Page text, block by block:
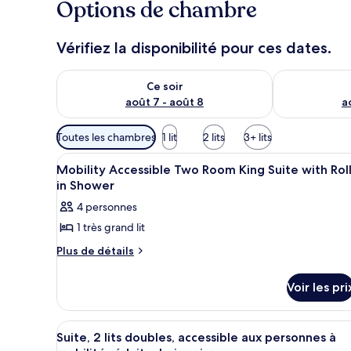
Options de chambre
Vérifiez la disponibilité pour ces dates.
Ce soir
août 7 - août 8
Vérifier la disponibilité pour ce soir août 7 - août 8
Vérifier la
Filtres
disponibles
pour
les
chambres
Toutes les chambres 1 lit 2 lits 3+ lits
Afficher
toutes
les
photos
pour
ce
chambre :
Mobility
Accessible
Literie de qualité supérieure,
7
Mobility Accessible Two Room King Suite with Roll
in Shower
4 personnes
1 très grand lit
Plus de détails
Plus
le
type
de
Voir les
Afficher
toutes
Une chambre d’hôtel avec
8
Suite, 2 lits doubles, accessible aux personnes à